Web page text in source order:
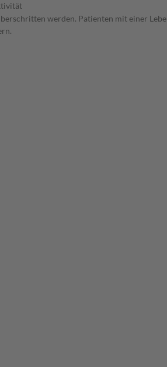
werden. Patienten mit einer